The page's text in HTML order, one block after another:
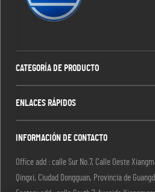
CATEGORÍA DE PRODUCTO
ENLACES RÁPIDOS
INFORMACIÓN DE CONTACTO
Office add : calle Sur No.7, Calle Oeste
Qingxi, Ciudad Dongguan, Provincia de